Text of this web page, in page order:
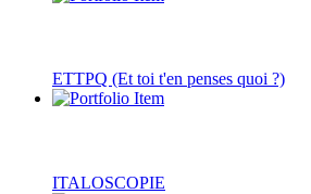
ETTPQ (Et toi t'en penses quoi ?)
ITALOSCOPIE